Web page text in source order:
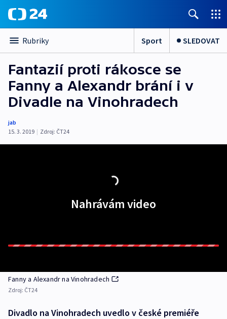
Rubriky Sport SLEDOVAT
Fantazií proti rákosce se
Fanny a Alexandr brání i v
Divadle na Vinohradech
jab
15. 3. 2019 | Zdroj: ČT24
Nahrávám video
Fanny a Alexandr na Vinohradech
Zdroj: ČT24
Divadlo na Vinohradech uvedlo v české premiéře